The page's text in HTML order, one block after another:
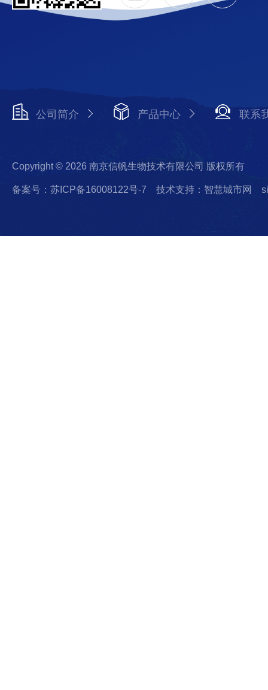
公司简介 产品中心 联系
Copyright © 2026 南京信帆生物技术有限公司 版权所有
备案号：苏ICP备16008122号-7 技术支持：智慧城市网